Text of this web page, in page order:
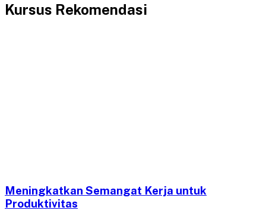
Kursus Rekomendasi
Meningkatkan Semangat Kerja untuk
Produktivitas